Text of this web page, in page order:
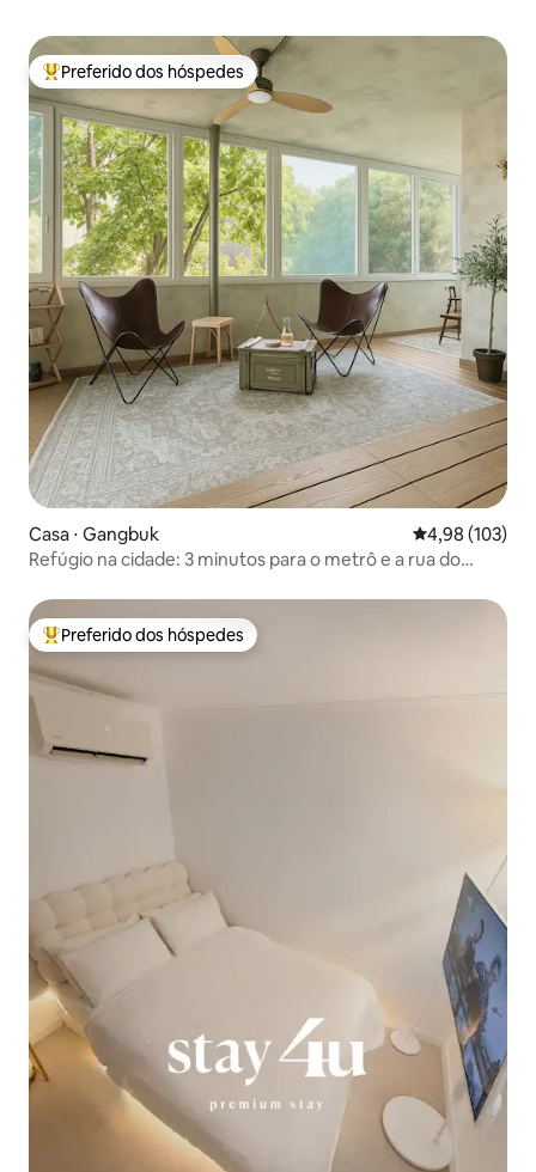
Entre os melhores preferidos dos hóspedes
Preferido dos hóspedes
Casa ⋅ Gangbuk 4,98 de uma
4,98 (103)
Refúgio na cidade: 3 minutos para o metrô e a rua do
Entre os melhores preferidos dos hóspedes
Preferido dos hóspedes